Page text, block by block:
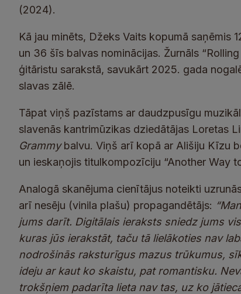
(2024).
Kā jau minēts, Džeks Vaits kopumā saņēmis
un 36 šīs balvas nominācijas. Žurnāls
ģitāristu sarakstā, savukārt 2025. gada
slavas zālē.
Tāpat viņš pazīstams ar daudzpusīgu
slavenās kantrimūzikas dziedātājas Loretas
Grammybalvu. Viņš arī kopā ar Ališiju Kīzu
un ieskaņojis titulkompozīciju “Another Way
Analogā skanējuma cienītājus noteikti
arī nesēju (vinila plašu) propagandētājs:
jums darīt. Digitālais ieraksts sniedz jums
kuras jūs ierakstāt, taču tā lielākoties nav
nodrošinās raksturīgus mazus trūkumus,
ideju ar kaut ko skaistu, pat romantisku.
trokšņiem padarīta lieta nav tas, uz ko